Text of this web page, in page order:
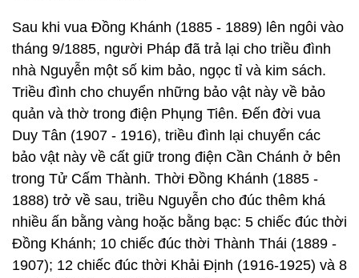
Sau khi vua Đồng Khánh (1885 - 1889) lên ngôi vào
tháng 9/1885, người Pháp đã trả lại cho triều đình
nhà Nguyễn một số kim bảo, ngọc tỉ và kim sách.
Triều đình cho chuyển những bảo vật này về bảo
quản và thờ trong điện Phụng Tiên. Đến đời vua
Duy Tân (1907 - 1916), triều đình lại chuyển các
bảo vật này về cất giữ trong điện Cần Chánh ở bên
trong Tử Cấm Thành. Thời Đồng Khánh (1885 -
1888) trở về sau, triều Nguyễn cho đúc thêm khá
nhiều ấn bằng vàng hoặc bằng bạc: 5 chiếc đúc thời
Đồng Khánh; 10 chiếc đúc thời Thành Thái (1889 -
1907); 12 chiếc đúc thời Khải Định (1916-1925) và 8